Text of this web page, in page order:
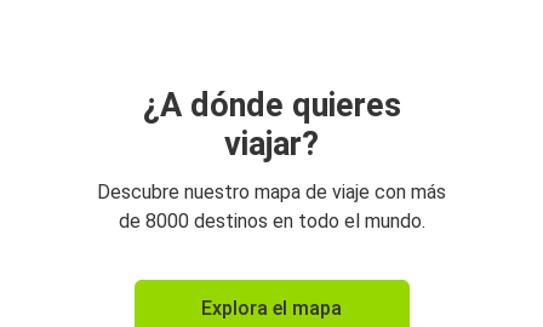
¿A dónde quieres
viajar?
Descubre nuestro mapa de viaje con más
de 8000 destinos en todo el mundo.
Explora el mapa